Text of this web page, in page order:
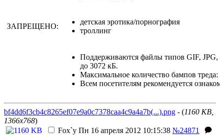
ЗАПРЕЩЕНО:
детская эротика/порнография
троллинг
Поддерживаются файлы типов GIF, JPG,
до 3072 кБ.
Максимальное количество бампов треда:
Всем посетителям рекомендуется
bf4dd6f3cb4c8265ef07e9a0c7378caa4c9a4a7b(...).png - (1160 KB,
1366x768)
Fox`у Пн 16 апреля 2012 10:15:38 №24871